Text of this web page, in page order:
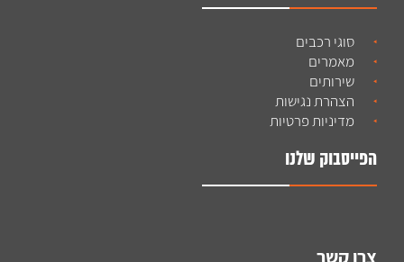
סוגי רכבים
מאמרים
שירותים
הצהרת נגישות
מדיניות פרטיות
הפייסבוק שלנו
צרו קשר